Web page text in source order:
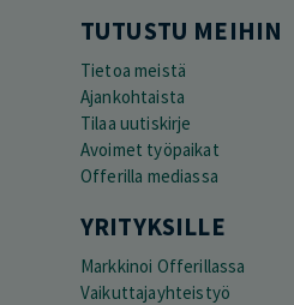
TUTUSTU MEIHIN
Tietoa meistä
Ajankohtaista
Tilaa uutiskirje
Avoimet työpaikat
Offerilla mediassa
YRITYKSILLE
Markkinoi Offerillassa
Vaikuttajayhteistyö